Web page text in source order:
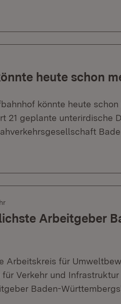
heute schon
könnte heute
21 geplante unterirdische
Arbeitgeber
Arbeitskreis für
Verkehr und
Baden-